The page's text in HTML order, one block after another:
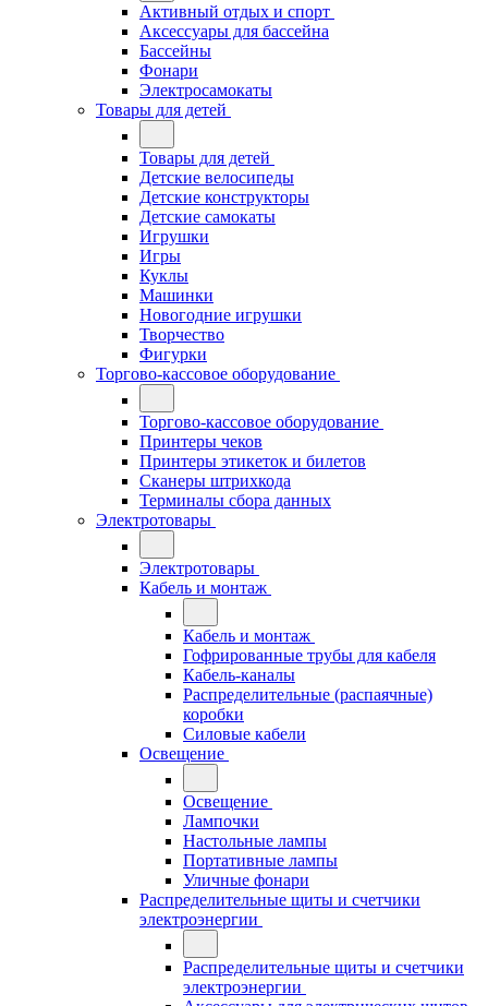
Активный отдых и спорт
Аксессуары для бассейна
Бассейны
Фонари
Электросамокаты
Товары для детей
Товары для детей
Детские велосипеды
Детские конструкторы
Детские самокаты
Игрушки
Игры
Куклы
Машинки
Новогодние игрушки
Творчество
Фигурки
Торгово-кассовое оборудование
Торгово-кассовое оборудование
Принтеры чеков
Принтеры этикеток и билетов
Сканеры штрихкода
Терминалы сбора данных
Электротовары
Электротовары
Кабель и монтаж
Кабель и монтаж
Гофрированные трубы для кабеля
Кабель-каналы
Распределительные (распаячные)
коробки
Силовые кабели
Освещение
Освещение
Лампочки
Настольные лампы
Портативные лампы
Уличные фонари
Распределительные щиты и счетчики
электроэнергии
Распределительные щиты и счетчики
электроэнергии